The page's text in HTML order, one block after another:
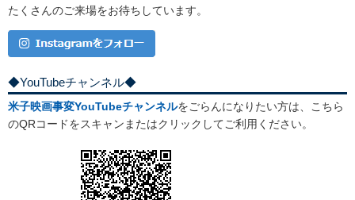
たくさんのご来場をお待ちしています。
◆YouTubeチャンネル◆
米子映画事変YouTubeチャンネルをごらんになりたい方は、こちら
のQRコードをスキャンまたはクリックしてご利用ください。